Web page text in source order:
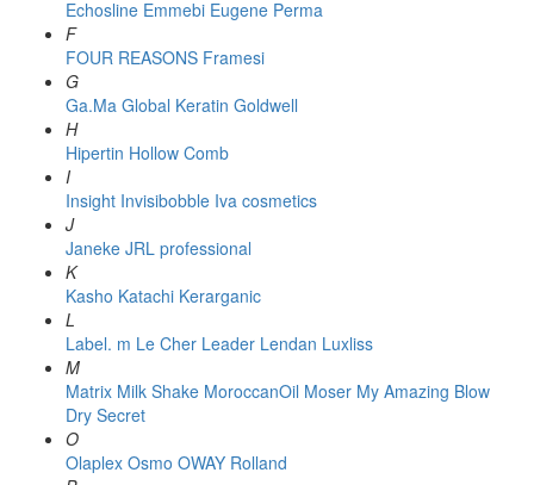
Echosline Emmebi Eugene Perma
F
FOUR REASONS Framesi
G
Ga.Ma Global Keratin Goldwell
H
Hipertin Hollow Comb
I
Insight Invisibobble Iva cosmetics
J
Janeke JRL professional
K
Kasho Katachi Kerarganic
L
Label. m Le Cher Leader Lendan Luxliss
M
Matrix Milk Shake MoroccanOil Moser My Amazing Blow
Dry Secret
O
Olaplex Osmo OWAY Rolland